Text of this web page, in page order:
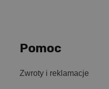
Pomoc
Zwroty i reklamacje